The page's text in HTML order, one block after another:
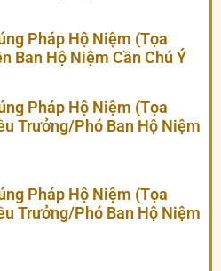
Pháp Hộ Niệm (Tọa
Ban Hộ Niệm Cần Chú Ý
Pháp Hộ Niệm (Tọa
Trưởng/Phó Ban Hộ Niệm
Pháp Hộ Niệm (Tọa
Trưởng/Phó Ban Hộ Niệm